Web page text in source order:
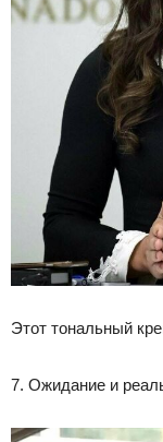
Этот тональный
7. Ожидание и